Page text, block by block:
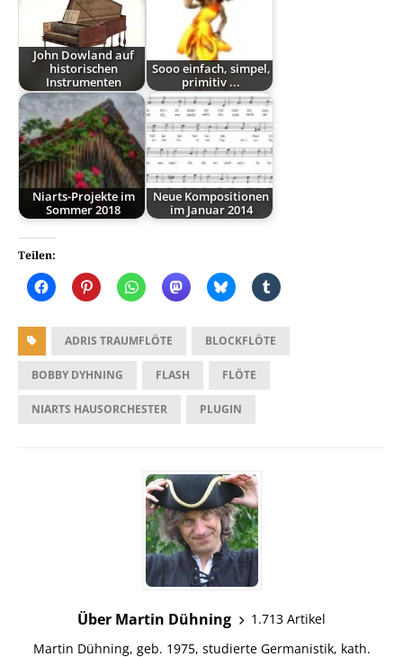
John Dowland auf
historischen
Instrumenten
Sooo einfach, simpel,
primitiv ...
Niarts-Projekte im
Sommer 2018
Neue Kompositionen
im Januar 2014
Teilen:
ADRIS TRAUMFLÖTE BLOCKFLÖTE
BOBBY DYHNING FLASH FLÖTE
NIARTS HAUSORCHESTER PLUGIN
Über Martin Dühning
1.713 Artikel
Martin Dühning, geb. 1975, studierte Germanistik, kath.